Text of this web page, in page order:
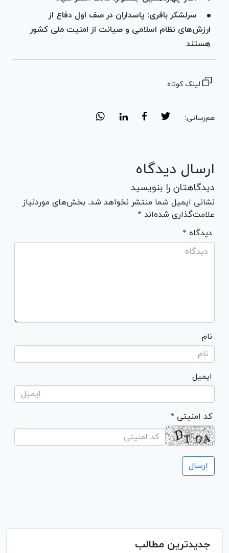
سرلشکر باقری: پاسداران در صف اول دفاع از
ارزش‌های نظام اسلامی و صیانت از امنیت ملی کشور
هستند
لینک کوتاه
هم‌رسانی:
ارسال دیدگاه
دیدگاهتان را بنویسید
نشانی ایمیل شما منتشر نخواهد شد. بخش‌های موردنیاز
علامت‌گذاری شده‌اند *
* دیدگاه
نام
ایمیل
* کد امنیتی
جدیدترین مطالب